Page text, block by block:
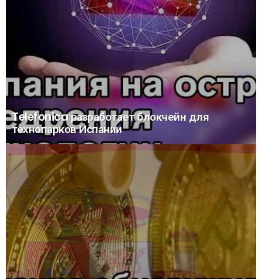
Telefonica разработает блокчейн для
технопарков Испании